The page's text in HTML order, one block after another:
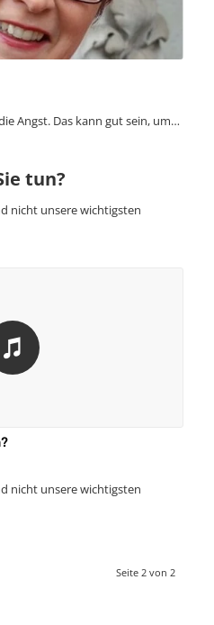
Angst. Das kann gut sein, um…
tun?
nicht unsere wichtigsten
nicht unsere wichtigsten
Seite 2 von 2